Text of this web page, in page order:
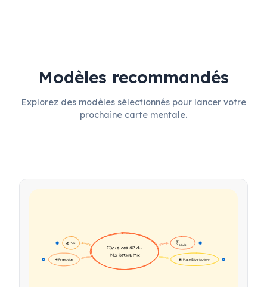
Modèles recommandés
Explorez des modèles sélectionnés pour lancer votre
prochaine carte mentale.
📦
Produit
16
💰 Prix
16
🏪 Place (Distribution) 17
📢 Promotion
17
Cadre des 4P du
Marketing Mix